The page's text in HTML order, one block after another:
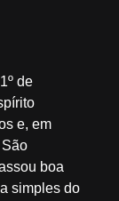
de
e, em
boa
simples do